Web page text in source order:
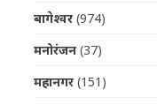
बागेश्वर(974)
मनोरंजन(37)
महानगर(151)